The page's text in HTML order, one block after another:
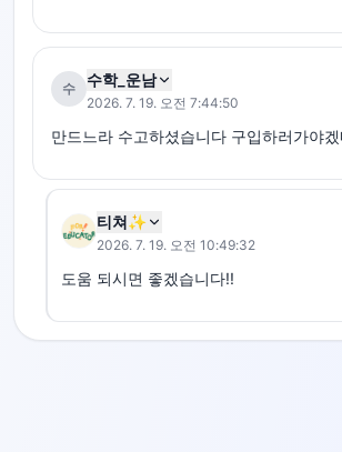
수 수학_운남
2026. 7. 19. 오전 7:44:50
만드느라 수고하셨습니다 구입하러가야
티쳐✨
2026. 7. 19. 오전 10:49:32
도움 되시면 좋겠습니다!!